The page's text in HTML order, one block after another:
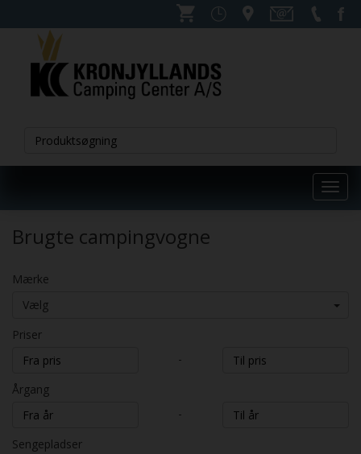
Brugte campingvogne
Mærke
Vælg
Priser
-
Årgang
-
Sengepladser